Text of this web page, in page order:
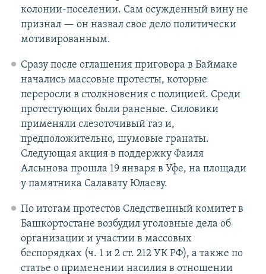
колонии-поселении. Сам осужденный вину не
признал — он назвал свое дело политически
мотивированным.
Сразу после оглашения приговора в Баймаке
начались массовые протесты, которые
переросли в столкновения с полицией. Среди
протестующих были раненые. Силовики
применяли слезоточивый газ и,
предположительно, шумовые гранаты.
Следующая акция в поддержку Фаиля
Алсынова прошла 19 января в Уфе, на площади
у памятника Салавату Юлаеву.
По итогам протестов Следственный комитет в
Башкортостане возбудил уголовные дела об
организации и участии в массовых
беспорядках (ч. 1 и 2 ст. 212 УК РФ), а также по
статье о применении насилия в отношении